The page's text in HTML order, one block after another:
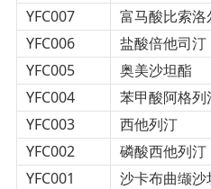
YFC007
富马酸比索洛
YFC006
盐酸倍他司汀
YFC005
奥美沙坦酯
YFC004
苯甲酸阿格列
YFC003
西他列汀
YFC002
磷酸西他列汀
YFC001
沙卡布曲缬沙